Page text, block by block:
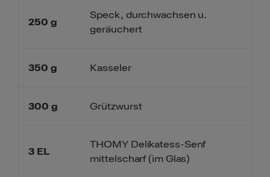
250 g
350 g
300 g
3 EL
Speck, durchwachsen u.
geräuchert
Kasseler
Grützwurst
THOMY Delikatess-Senf
mittelscharf (im Glas)